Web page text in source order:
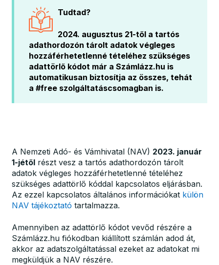
Tudtad?
2024. augusztus 21-től a tartós
adathordozón tárolt adatok végleges
hozzáférhetetlenné tételéhez szükséges
adattörlő kódot már a Számlázz.hu is
automatikusan biztosítja az összes, tehát
a #free szolgáltatáscsomagban is.
A Nemzeti Adó- és Vámhivatal (NAV) 2023. január
1-jétől részt vesz a tartós adathordozón tárolt
adatok végleges hozzáférhetetlenné tételéhez
szükséges adattörlő kóddal kapcsolatos eljárásban.
Az ezzel kapcsolatos általános információkat külön
NAV tájékoztató tartalmazza.
Amennyiben az adattörlő kódot vevőd részére a
Számlázz.hu fiókodban kiállított számlán adod át,
akkor az adatszolgáltatással ezeket az adatokat mi
megküldjük a NAV részére.